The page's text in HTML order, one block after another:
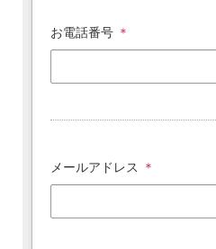
お電話番号 ＊
メールアドレス ＊